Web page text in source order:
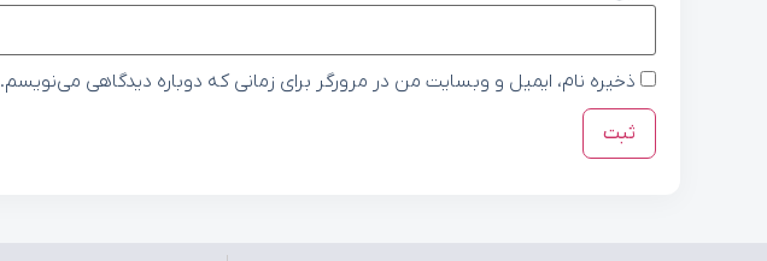
ذخیره نام، ایمیل و وبسایت من در مرورگر برای زمانی که دوباره دیدگاهی می‌نویسم.